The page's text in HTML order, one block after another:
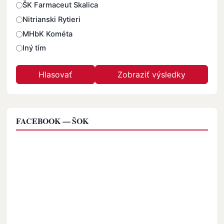
ŠK Farmaceut Skalica
Nitrianski Rytieri
MHbK Kométa
Iný tím
FACEBOOK — ŠOK